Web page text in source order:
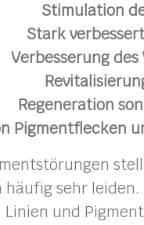
Stimulation
Stark
Verbesserung des
Regeneration
Pigmentflecken
häufig sehr
und